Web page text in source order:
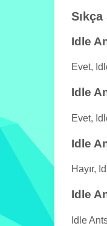
Idle
Evet,
Idle
Evet,
Idle
Hayır,
Idle
Idle